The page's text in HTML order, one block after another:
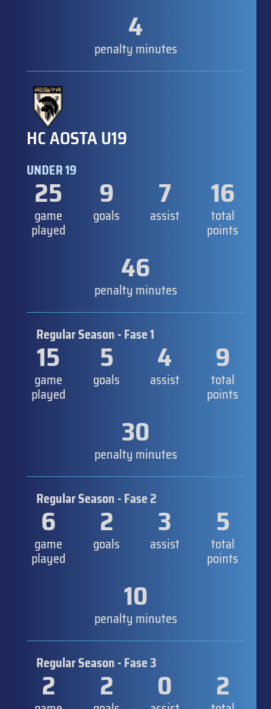
4
penalty minutes
HC AOSTA U19
UNDER 19
25
game
played
9
goals
7
assist
16
total
points
46
penalty minutes
Regular Season - Fase 1
15
game
played
5
goals
4
assist
9
total
points
30
penalty minutes
Regular Season - Fase 2
6
game
played
2
goals
3
assist
5
total
points
10
penalty minutes
Regular Season - Fase 3
2 2 0 2